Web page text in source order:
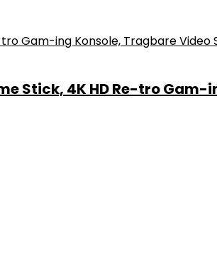
Stick, 4K HD Re-tro Gam-